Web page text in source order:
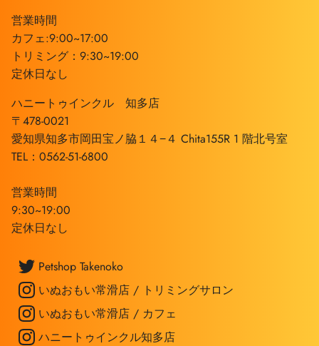
営業時間
カフェ:9:00~17:00
トリミング：9:30~19:00
定休日なし
ハニートゥインクル 知多店
〒478-0021
愛知県知多市岡田宝ノ脇１４−４ Chita155R 1 階北号室
TEL：0562-51-6800
営業時間
9:30~19:00
定休日なし
Petshop Takenoko
いぬおもい常滑店 / トリミングサロン
いぬおもい常滑店 / カフェ
ハニートゥインクル知多店